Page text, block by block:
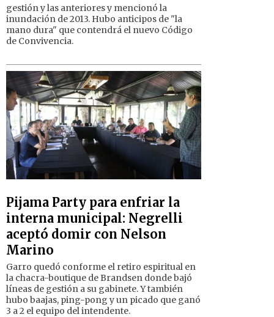
gestión y las anteriores y mencionó la
inundación de 2013. Hubo anticipos de "la
mano dura" que contendrá el nuevo Código
de Convivencia.
Pijama Party para enfriar la
interna municipal: Negrelli
aceptó domir con Nelson
Marino
Garro quedó conforme el retiro espiritual en
la chacra-boutique de Brandsen donde bajó
líneas de gestión a su gabinete. Y también
hubo baajas, ping-pong y un picado que ganó
3 a 2 el equipo del intendente.